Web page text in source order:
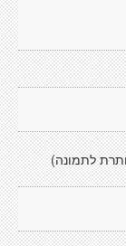
לתמונה)